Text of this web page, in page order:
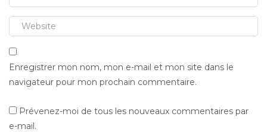
Enregistrer mon nom, mon e-mail et mon site dans le
navigateur pour mon prochain commentaire.
Prévenez-moi de tous les nouveaux commentaires par
e-mail.